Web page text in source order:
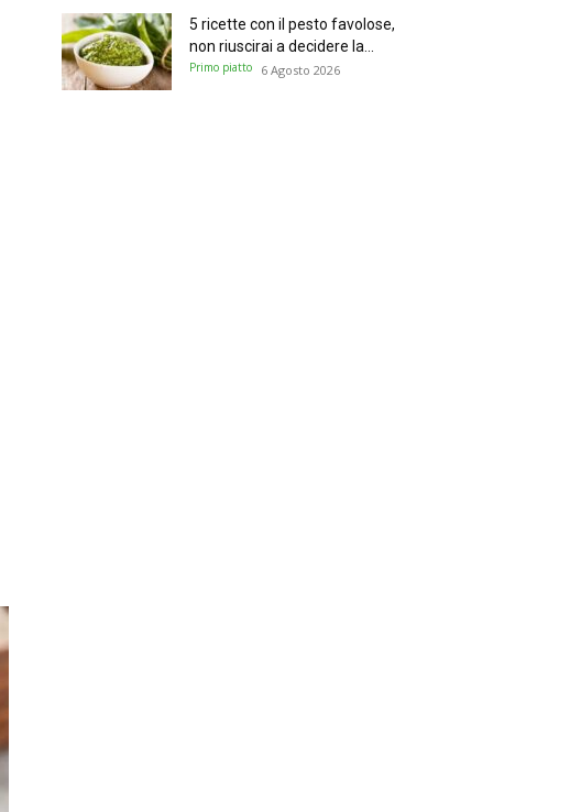
5 ricette con il pesto favolose,
non riuscirai a decidere la...
Primo piatto 6 Agosto 2026